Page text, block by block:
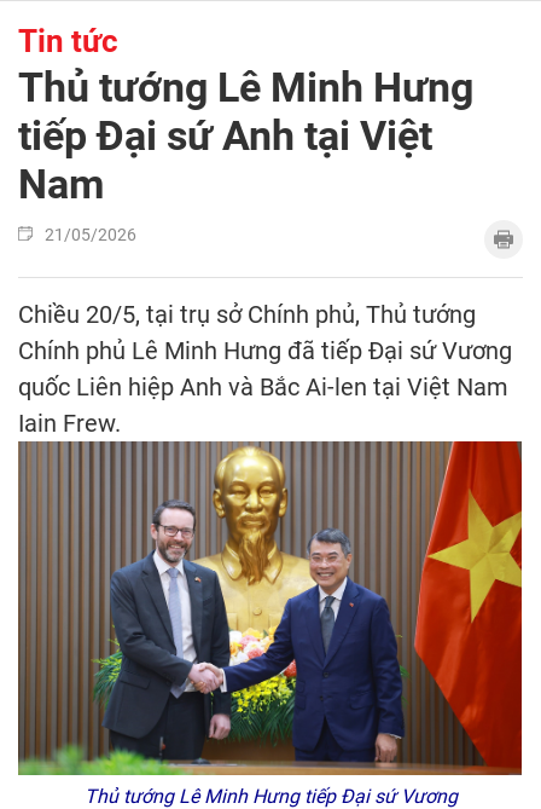
Tin tức
Thủ tướng Lê Minh Hưng
tiếp Đại sứ Anh tại Việt
Nam
21/05/2026
Chiều 20/5, tại trụ sở Chính phủ, Thủ tướng
Chính phủ Lê Minh Hưng đã tiếp Đại sứ Vương
quốc Liên hiệp Anh và Bắc Ai-len tại Việt Nam
Iain Frew.
Thủ tướng Lê Minh Hưng tiếp Đại sứ Vương